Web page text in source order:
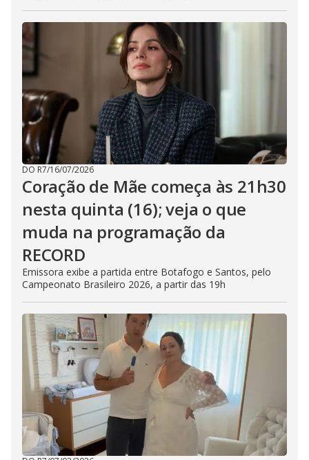
DO R7/16/07/2026
Coração de Mãe começa às 21h30
nesta quinta (16); veja o que
muda na programação da
RECORD
Emissora exibe a partida entre Botafogo e Santos, pelo
Campeonato Brasileiro 2026, a partir das 19h